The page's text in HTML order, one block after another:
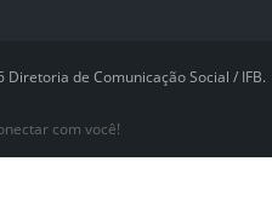
de Comunicação Social / IFB.
com você!